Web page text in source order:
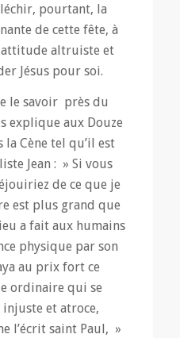
pourtant, la
de cette fête, à
attitude altruiste et
Jésus pour soi.
le savoir près du
explique aux Douze
Cène tel qu’il est
Jean : » Si vous
de ce que je
est plus grand que
a fait aux humains
physique par son
au prix fort ce
ordinaire qui se
et atroce,
l’écrit saint Paul, »